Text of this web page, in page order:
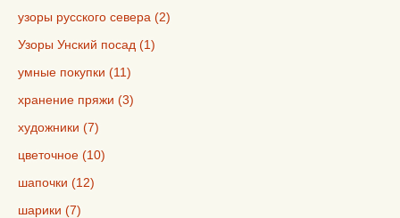
узоры русского севера (2)
Узоры Унский посад (1)
умные покупки (11)
хранение пряжи (3)
художники (7)
цветочное (10)
шапочки (12)
шарики (7)